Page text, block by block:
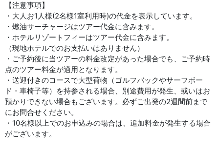
【注意事項】
・大人お1人様(2名様1室利用時)の代金を表示しています。
・燃油サーチャージはツアー代金に含みます。
・ホテルリゾートフィーはツアー代金に含みます。
（現地ホテルでのお支払いはありません）
・ご予約後に当ツアーの料金改定があった場合でも、ご予約時
点のツアー料金が適用となります。
・送迎付きのコースで大型荷物（ゴルフバックやサーフボー
ド・車椅子等）を持参される場合、別途費用が発生、或いはお
預かりできない場合もございます。必ずご出発の2週間前まで
にお問合せください。
・10名様以上でのお申込みの場合は、追加料金が発生する場合
がございます。